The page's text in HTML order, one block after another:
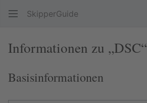
SkipperGuide
Informationen zu „DSC“
Basisinformationen